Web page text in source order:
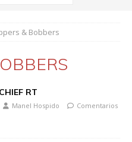
& Bobbers
RT
Manel Hospido
Comentarios